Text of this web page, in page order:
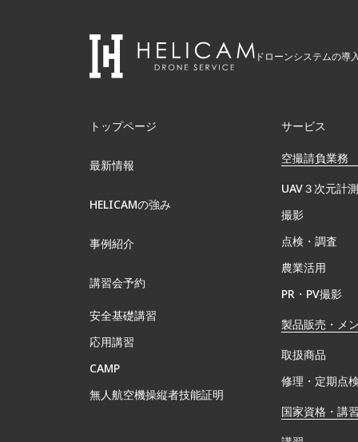
ドローンシステムの導
トップページ
最新情報
HELICAMの強み
事例紹介
講習会予約
安全基礎講習
応用講習
CAMP
無⼈航空機操縦者技能証明
サービス
空撮請負業務
UAV３次元計
撮影
点検・調査
農業活用
PR・PV撮影
製品販売・メ
取扱商品
修理・定期点
国家資格・講